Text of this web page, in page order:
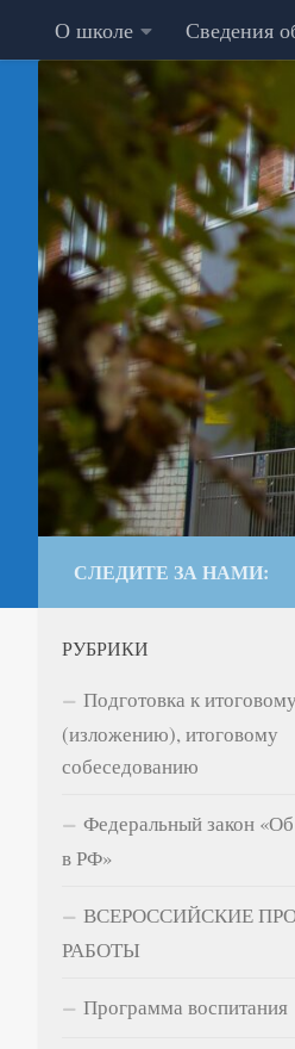
Перейти к содержимому
О школе Сведения
СЛЕДИТЕ ЗА НАМИ:
РУБРИКИ
Подготовка к
(изложению), итоговому
собеседованию
Федеральный закон
в РФ»
ВСЕРОССИЙСКИЕ
РАБОТЫ
Программа воспитания